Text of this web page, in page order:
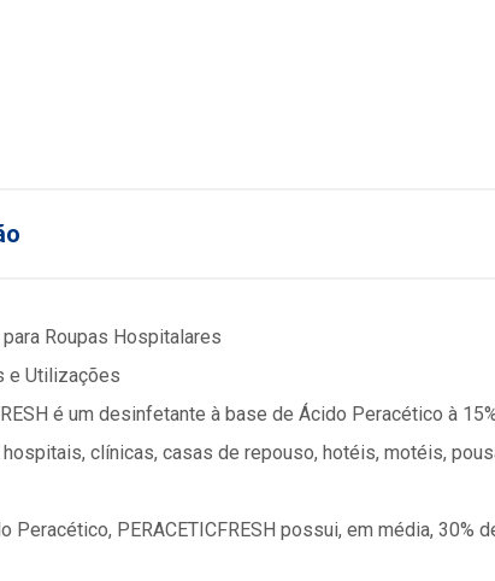
Roupas Hospitalares
e Utilizações
é um desinfetante à base de Ácido Peracético à
clínicas, casas de repouso, hotéis, motéis,
Peracético, PERACETICFRESH possui, em média,